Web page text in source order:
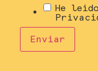
He